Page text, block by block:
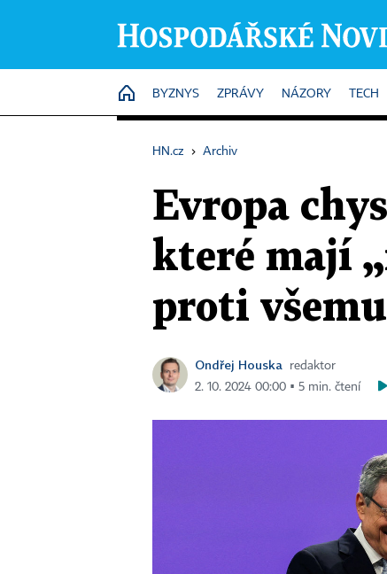
HOME
BYZNYS ZPRÁVY NÁZORY TECH
HN.cz › Archiv
Evropa
které mají
proti
Ondřej Houska
redaktor
2. 10. 2024 00:00 ▪ 5 min. čtení